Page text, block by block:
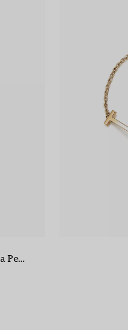
Collezione Diamonds by the Yard® di Elsa Peretti®